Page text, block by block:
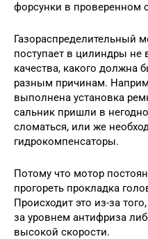
форсунки в проверенном
Газораспределительный
поступает в цилиндры не
качества, какого должна
разным причинам.
выполнена установка
сальник пришли в
сломаться, или же
гидрокомпенсаторы.
Потому что мотор
прогореть прокладка
Происходит это из-за
за уровнем антифриза
высокой скорости.